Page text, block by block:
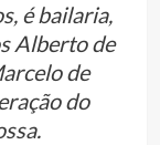
é bailaria,
Alberto de
de
do